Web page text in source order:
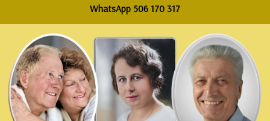
WhatsApp 506 170 317